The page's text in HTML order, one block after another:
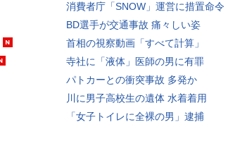
消費者庁「SNOW」運営に措置命令
BD選手が交通事故 痛々しい姿
首相の視察動画「すべて計算」
寺社に「液体」医師の男に有罪
パトカーとの衝突事故 多発か
川に男子高校生の遺体 水着着用
「女子トイレに全裸の男」逮捕